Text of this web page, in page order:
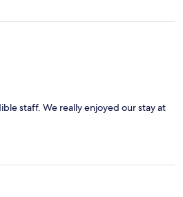
staff. We really enjoyed our stay at